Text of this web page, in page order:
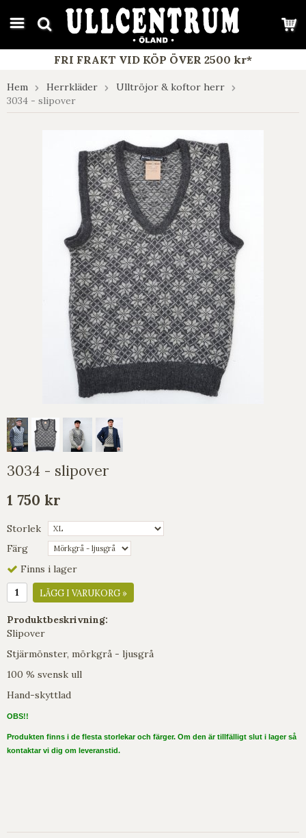
google-site-verification: google7e4b1026db5d9f32.html
FRI FRAKT VID KÖP ÖVER 2500 kr*
Hem Herrkläder
Ulltröjor & koftor herr
3034 - slipover
3034 - slipover
1 750 kr
Storlek
Färg
Finns i lager
LÄGG I VARUKORG »
Produktbeskrivning:
Slipover
Stjärmönster, mörkgrå - ljusgrå
100 % svensk ull
Hand-skyttlad
OBS!!
Produkten finns i de flesta storlekar och färger. Om den är tillfälligt slut i lager så
kontaktar vi dig om leveranstid.